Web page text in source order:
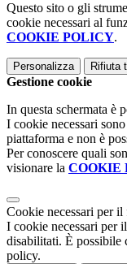
Questo sito o gli
cookie necessari al
COOKIE POLICY.
Personalizza Rifiuta
Gestione cookie
In questa schermata è
I cookie necessari
piattaforma e non è
Per conoscere quali
visionare la COOKIE
Cookie necessari per
I cookie necessari per
disabilitati. È possibile
policy.